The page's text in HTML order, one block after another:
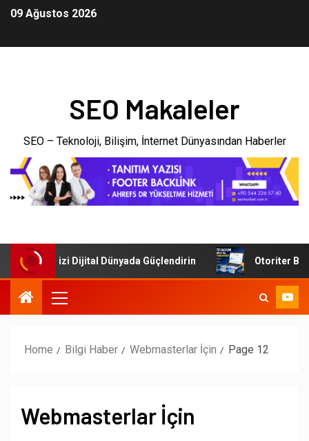
09 Ağustos 2026
SEO Makaleler
SEO – Teknoloji, Bilişim, İnternet Dünyasından Haberler
İşletmenizi Dijital Dünyada Güçlendirin Otoriter
Home Bilgi Haber Webmasterlar İçin Page 12
Webmasterlar İçin